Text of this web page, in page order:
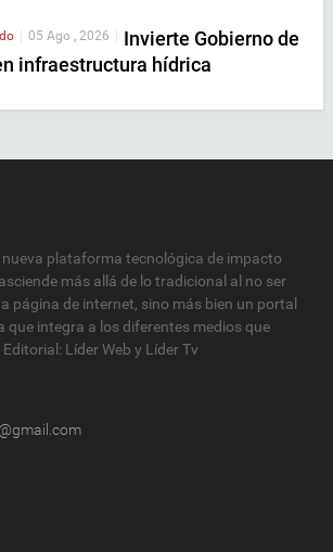
05 Ago , 2026
Invierte Gobierno de
infraestructura hídrica
plataforma tecnológica de impacto
más allá de lo tradicional al no ser
página de internet, sino más bien un portal
que integra a los diferentes medios que
Líder Web y Líder Tv